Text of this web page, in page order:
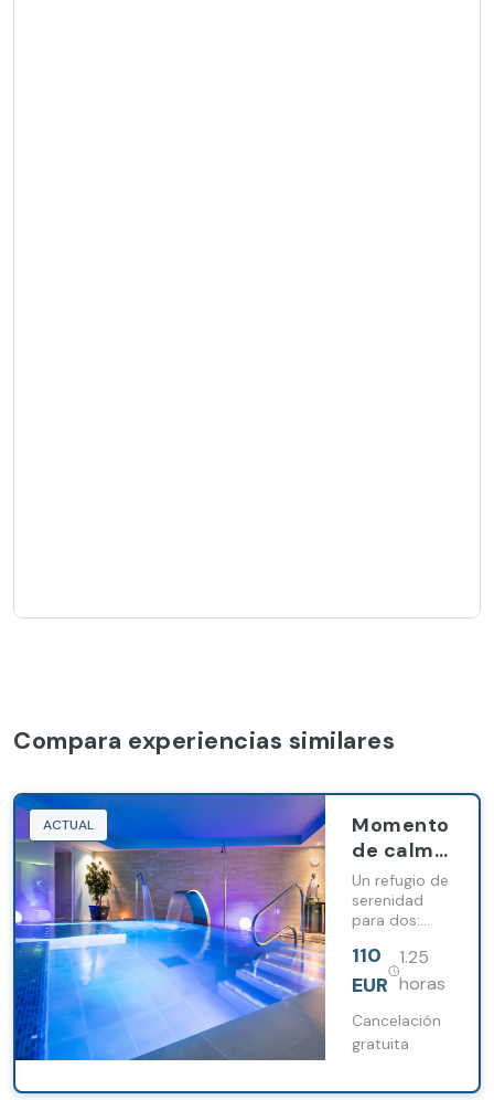
Compara experiencias similares
ACTUAL
Momento
de calma
y
bienestar
absoluto
en pareja
Un refugio de
serenidad
para dos:
elegir y
acceso al
aguas para
desconectar
y reconectar
110
EUR
1.25
horas
Cancelación
gratuita